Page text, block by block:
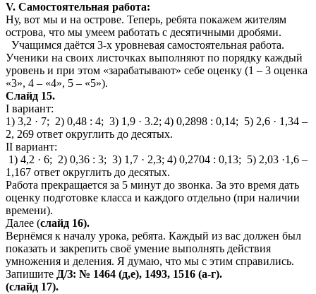
V. Самостоятельная работа:
Ну, вот мы и на острове. Теперь, ребята покажем жителям
острова, что мы умеем работать с десятичными дробями.
Учащимся даётся 3-х уровневая самостоятельная работа.
Ученики на своих листочках выполняют по порядку каждый
уровень и при этом «зарабатывают» себе оценку (1 – 3 оценка
«3», 4 – «4», 5 – «5»).
Слайд 15.
I вариант:
1) 3,2 · 7; 2) 0,48 : 4; 3) 1,9 · 3.2; 4) 0,2898 : 0,14; 5) 2,6 · 1,34 –
2, 269 ответ округлить до десятых.
II вариант:
1) 4,2 · 6; 2) 0,36 : 3; 3) 1,7 · 2,3; 4) 0,2704 : 0,13; 5) 2,03 ·1,6 –
1,167 ответ округлить до десятых.
Работа прекращается за 5 минут до звонка. За это время дать
оценку подготовке класса и каждого отдельно (при наличии
времени).
Далее (слайд 16).
Вернёмся к началу урока, ребята. Каждый из вас должен был
показать и закрепить своё умение выполнять действия
умножения и деления. Я думаю, что мы с этим справились.
Запишите Д/З: № 1464 (д,е), 1493, 1516 (а-г).
(слайд 17).